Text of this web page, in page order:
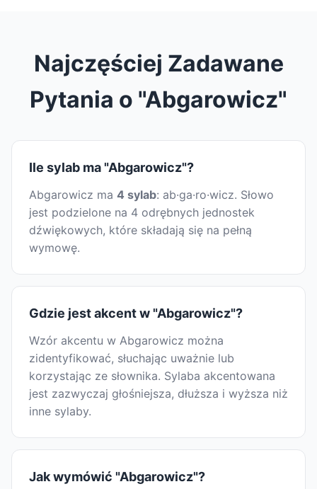
Najczęściej Zadawane
Pytania o "Abgarowicz"
Ile sylab ma "Abgarowicz"?
Abgarowicz ma 4 sylab: ab·ga·ro·wicz. Słowo
jest podzielone na 4 odrębnych jednostek
dźwiękowych, które składają się na pełną
wymowę.
Gdzie jest akcent w "Abgarowicz"?
Wzór akcentu w Abgarowicz można
zidentyfikować, słuchając uważnie lub
korzystając ze słownika. Sylaba akcentowana
jest zazwyczaj głośniejsza, dłuższa i wyższa niż
inne sylaby.
Jak wymówić "Abgarowicz"?